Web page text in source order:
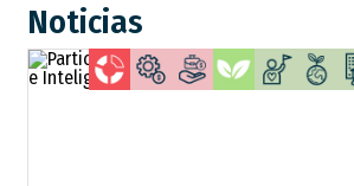
Noticias